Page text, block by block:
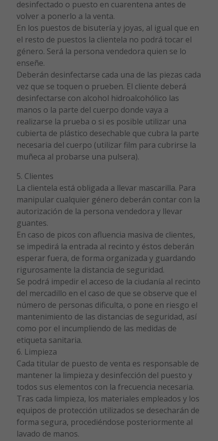
desinfectado o puesto en cuarentena antes de
volver a ponerlo a la venta.
En los puestos de bisutería y joyas, al igual que en
el resto de puestos la clientela no podrá tocar el
género. Será la persona vendedora quien se lo
enseñe.
Deberán desinfectarse cada una de las piezas cada
vez que se toquen o prueben. El cliente deberá
desinfectarse con alcohol hidroalcohólico las
manos o la parte del cuerpo donde vaya a
realizarse la prueba o si es posible utilizar una
cubierta de plástico desechable que cubra la parte
necesaria del cuerpo (utilizar film para cubrirse la
muñeca al probarse una pulsera).
5. Clientes
La clientela está obligada a llevar mascarilla. Para
manipular cualquier género deberán contar con la
autorización de la persona vendedora y llevar
guantes.
En caso de picos con afluencia masiva de clientes,
se impedirá la entrada al recinto y éstos deberán
esperar fuera, de forma organizada y guardando
rigurosamente la distancia de seguridad.
Se podrá impedir el acceso de la ciudanía al recinto
del mercadillo en el caso de que se observe que el
número de personas dificulta, o pone en riesgo el
mantenimiento de las distancias de seguridad, así
como por el incumpliendo de las medidas de
etiqueta sanitaria.
6. Limpieza
Cada titular de puesto de venta es responsable de
mantener la limpieza y desinfección del puesto y
todos sus elementos con la frecuencia necesaria.
Tras cada limpieza, los materiales empleados y los
equipos de protección utilizados se desecharán de
forma segura, procediéndose posteriormente al
lavado de manos.